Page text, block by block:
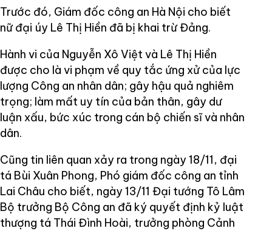
Trước đó, Giám đốc công an Hà Nội cho biết
nữ đại úy Lê Thị Hiền đã bị khai trừ Đảng.
Hành vi của Nguyễn Xô Việt và Lê Thị Hiền
được cho là vi phạm về quy tắc ứng xử của lực
lượng Công an nhân dân; gây hậu quả nghiêm
trọng; làm mất uy tín của bản thân, gây dư
luận xấu, bức xúc trong cán bộ chiến sĩ và nhân
dân.
Cũng tin liên quan xảy ra trong ngày 18/11, đại
tá Bùi Xuân Phong, Phó giám đốc công an tỉnh
Lai Châu cho biết, ngày 13/11 Đại tướng Tô Lâm
Bộ trưởng Bộ Công an đã ký quyết định kỷ luật
thượng tá Thái Đình Hoài, trưởng phòng Cảnh